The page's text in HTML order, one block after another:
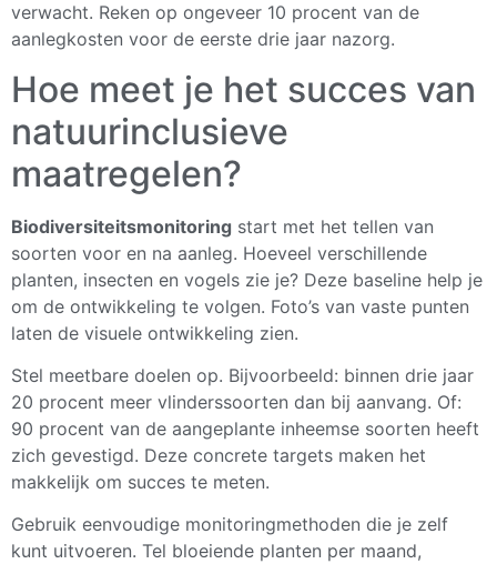
verwacht. Reken op ongeveer 10 procent van de
aanlegkosten voor de eerste drie jaar nazorg.
Hoe meet je het succes van
natuurinclusieve
maatregelen?
Biodiversiteitsmonitoring start met het tellen van
soorten voor en na aanleg. Hoeveel verschillende
planten, insecten en vogels zie je? Deze baseline help je
om de ontwikkeling te volgen. Foto’s van vaste punten
laten de visuele ontwikkeling zien.
Stel meetbare doelen op. Bijvoorbeeld: binnen drie jaar
20 procent meer vlinderssoorten dan bij aanvang. Of:
90 procent van de aangeplante inheemse soorten heeft
zich gevestigd. Deze concrete targets maken het
makkelijk om succes te meten.
Gebruik eenvoudige monitoringmethoden die je zelf
kunt uitvoeren. Tel bloeiende planten per maand,